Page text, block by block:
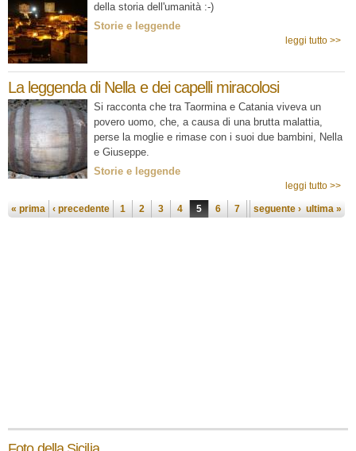
della storia dell'umanità :-)
Storie e leggende
leggi tutto >>
La leggenda di Nella e dei capelli miracolosi
Si racconta che tra Taormina e Catania viveva un
povero uomo, che, a causa di una brutta malattia,
perse la moglie e rimase con i suoi due bambini, Nella
e Giuseppe.
Storie e leggende
leggi tutto >>
Pagine
« prima ‹ precedente 1 2 3 4 5 6 7 8 9
seguente › ultima »